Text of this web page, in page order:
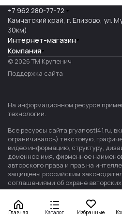
Главная Каталог Избранные
+7 962 280-77-72
Камчатский край, г. Елизово, ул.
30км)
Интернет-магазин
Компания
© 2026 ТМ Крупенич
Поддержка сайта
На информационном ресурсе
технологии.
Все ресурсы сайта pryanosti41.ru,
ограничиваясь) текстовую,
видео информацию, структуру,
доменное имя, фирменное
авторского права и прав на
защищены российским
соглашениями об охране авторских